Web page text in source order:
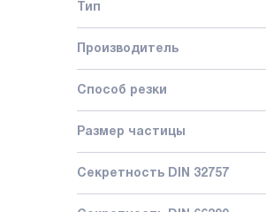
Тип
Производитель
Способ резки
Размер частицы
Секретность DIN 32757